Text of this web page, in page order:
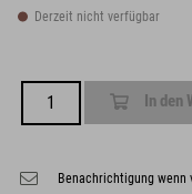
Derzeit nicht verfügbar
In den
Benachrichtigung wenn